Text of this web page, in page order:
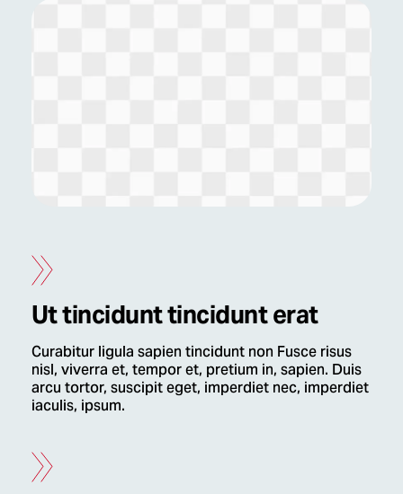
Ut tincidunt tincidunt erat
Curabitur ligula sapien tincidunt non Fusce risus
nisl, viverra et, tempor et, pretium in, sapien. Duis
arcu tortor, suscipit eget, imperdiet nec, imperdiet
iaculis, ipsum.